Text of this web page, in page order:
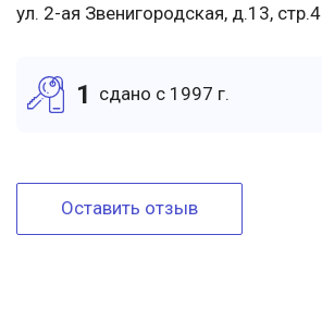
ул. 2-ая Звенигородская, д.13, стр.4
1 cдано c 1997 г.
Оставить отзыв